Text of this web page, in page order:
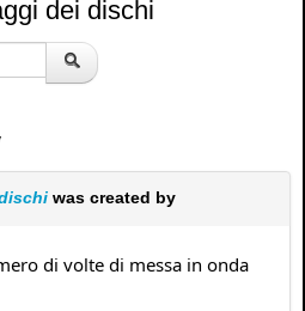
dei dischi
was created by
di volte di messa in onda